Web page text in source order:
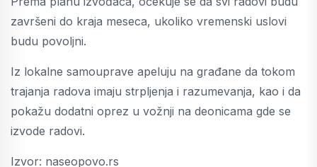
završeni do kraja meseca, ukoliko vremenski uslovi
budu povoljni.
Iz lokalne samouprave apeluju na građane da tokom
trajanja radova imaju strpljenja i razumevanja, kao i da
pokažu dodatni oprez u vožnji na deonicama gde se
izvode radovi.
Izvor: naseopovo.rs